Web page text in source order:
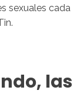
sexuales cada
las